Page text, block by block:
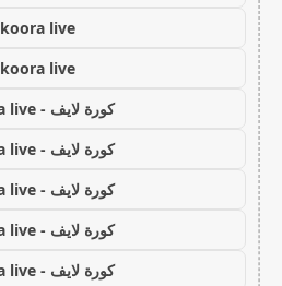
koora live
koora live
كورة لايف - koora live
كورة لايف - koora live
كورة لايف - koora live
كورة لايف - koora live
كورة لايف - koora live